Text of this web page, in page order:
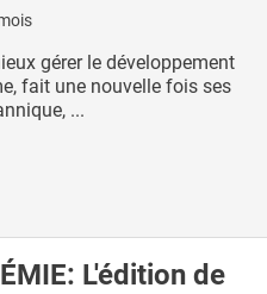
gérer le développement
fait une nouvelle fois ses
...
L'édition de